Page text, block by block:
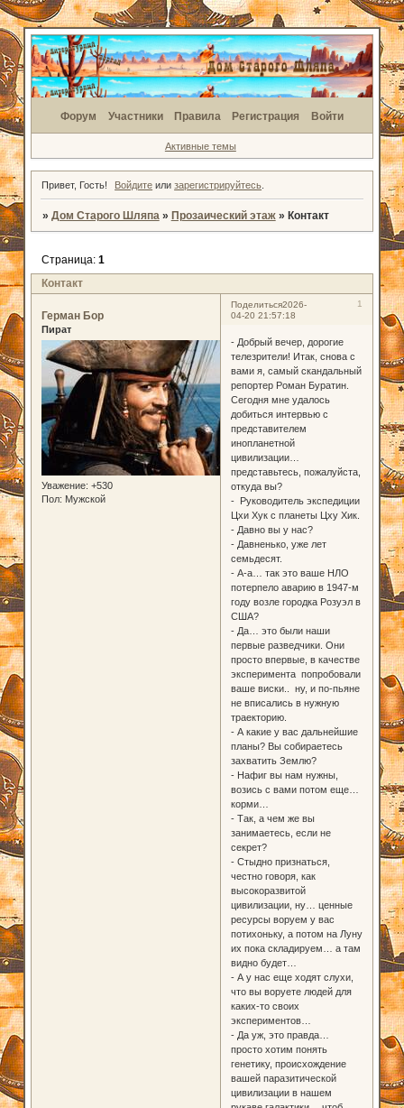
Форум Участники Правила Регистрация Войти
Активные темы
Привет, Гость! Войдите илизарегистрируйтесь
» Дом Старого Шляпа » Прозаический этаж » Контакт
Контакт
Страница: 1
Поделиться 1
2026-
04-20 21:57:18
Герман Бор
Пират
Уважение: +530
Пол: Мужской
- Добрый вечер, дорогие
телезрители! Итак, снова с
вами я, самый скандальный
репортер Роман Буратин.
Сегодня мне удалось
добиться интервью с
представителем
инопланетной
цивилизации…
представьтесь, пожалуйста,
откуда вы?
- Руководитель экспедиции
Цхи Хук с планеты Цху Хик.
- Давно вы у нас?
- Давненько, уже лет
семьдесят.
- А-а… так это ваше НЛО
потерпело аварию в 1947-м
году возле городка Розуэл в
США?
- Да… это были наши
первые разведчики. Они
просто впервые, в качестве
эксперимента попробовали
ваше виски.. ну, и по-пьяне
не вписались в нужную
траекторию.
- А какие у вас дальнейшие
планы? Вы собираетесь
захватить Землю?
- Нафиг вы нам нужны,
возись с вами потом еще…
корми…
- Так, а чем же вы
занимаетесь, если не
секрет?
- Стыдно признаться,
честно говоря, как
высокоразвитой
цивилизации, ну… ценные
ресурсы воруем у вас
потихоньку, а потом на Луну
их пока складируем… а там
видно будет…
- А у нас еще ходят слухи,
что вы воруете людей для
каких-то своих
экспериментов…
- Да уж, это правда…
просто хотим понять
генетику, происхождение
вашей паразитической
цивилизации в нашем